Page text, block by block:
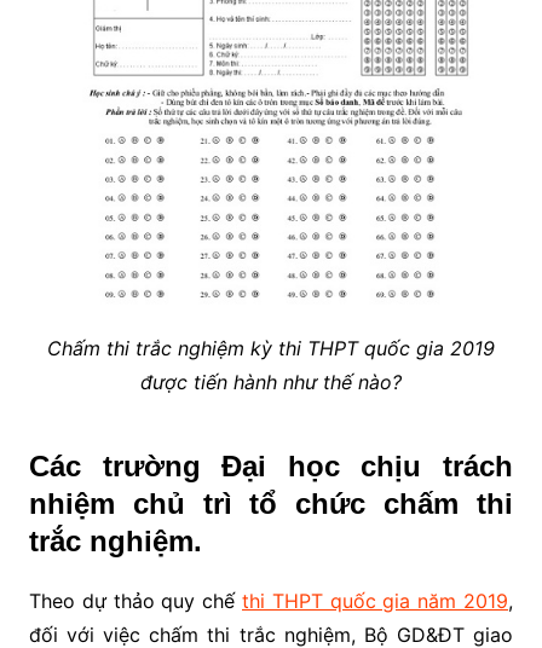
Chấm thi trắc nghiệm kỳ thi THPT quốc gia 2019
được tiến hành như thế nào?
Các trường Đại học chịu trách
nhiệm chủ trì tổ chức chấm thi
trắc nghiệm.
Theo dự thảo quy chế thi THPT quốc gia năm 2019,
đối với việc chấm thi trắc nghiệm, Bộ GD&ĐT giao